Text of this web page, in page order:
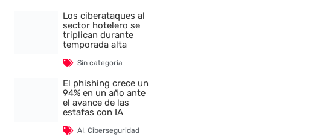
Los ciberataques al
sector hotelero se
triplican durante
temporada alta
Sin categoría
El phishing crece un
94% en un año ante
el avance de las
estafas con IA
AI,Ciberseguridad